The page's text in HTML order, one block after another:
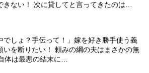
きない！ 次に貸してと言ってきたのは…
でしょ？手伝って！」嫁を好き勝手使う義
いを断りたい！ 頼みの綱の夫はまさかの無
体は最悪の結末に…